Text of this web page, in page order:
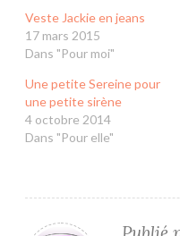
Veste Jackie en jeans
17 mars 2015
Dans "Pour moi"
Une petite Sereine pour
une petite sirène
4 octobre 2014
Dans "Pour elle"